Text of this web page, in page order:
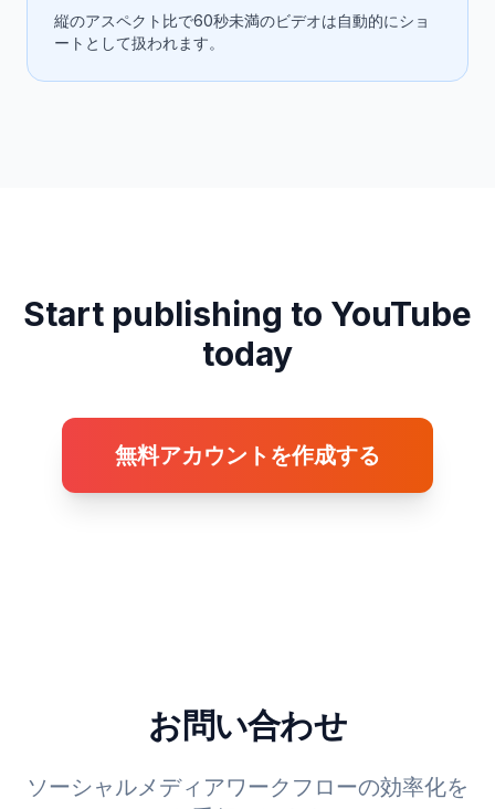
縦のアスペクト比で60秒未満のビデオは自動的にショ
ートとして扱われます。
Start publishing to YouTube
today
無料アカウントを作成する
お問い合わせ
ソーシャルメディアワークフローの効率化を